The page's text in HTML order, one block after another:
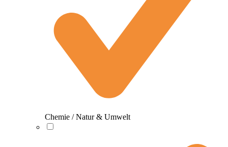
Chemie / Natur & Umwelt